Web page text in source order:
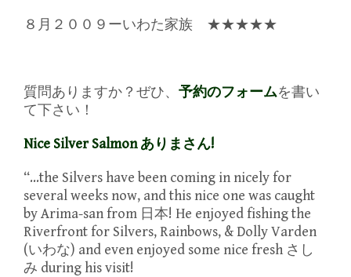
８月２００９ーいわた家族 ★★★★★
質問ありますか？ぜひ、 予約のフォームを書い
て下さい！
Nice Silver Salmon ありまさん!
“…the Silvers have been coming in nicely for
several weeks now, and this nice one was caught
by Arima-san from 日本! He enjoyed fishing the
Riverfront for Silvers, Rainbows, & Dolly Varden
(いわな) and even enjoyed some nice fresh さし
み during his visit!